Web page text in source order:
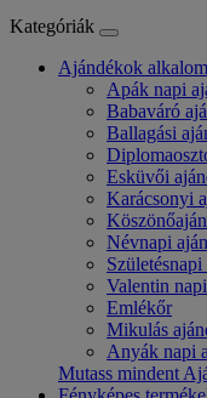
Kategóriák
Ajándékok
Apák napi
Babaváró
Ballagási
Esküvői
Karácsonyi
Névnapi
Valentin
Emlékőr
Mikulás
Anyák napi
Mutass mindent